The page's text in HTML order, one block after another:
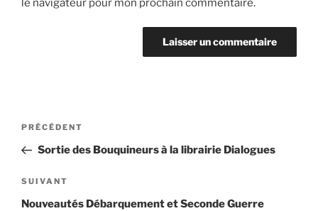
Navigation
l’article
Article
précédent
PRÉCÉDENT
Sortie des Bouquineurs à la librairie Dialogues
Article
suivant
SUIVANT
Nouveautés Débarquement et Seconde Guerre